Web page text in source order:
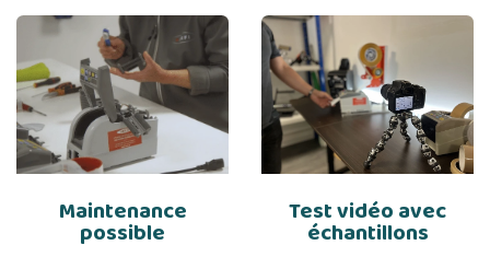
Maintenance
possible
Test vidéo avec
échantillons